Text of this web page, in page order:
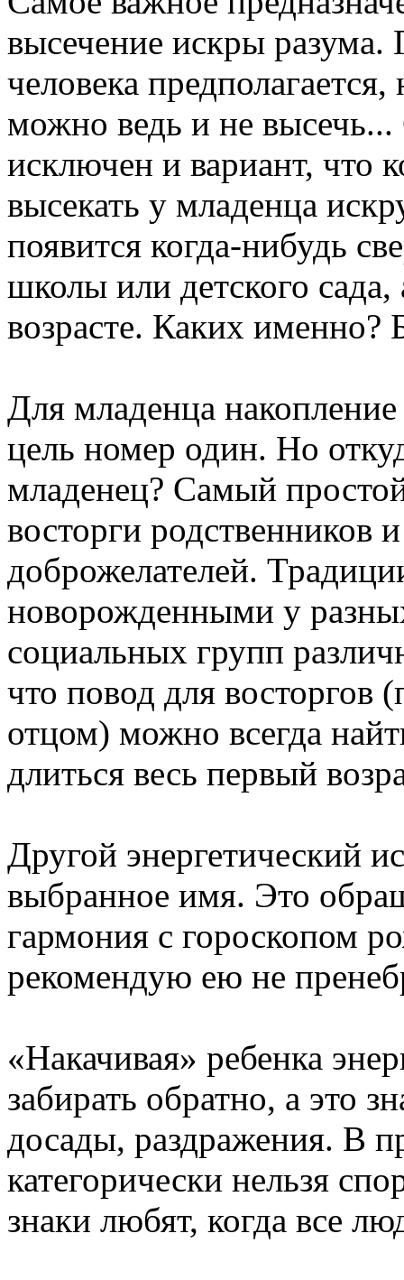
высечение искры разума.
человека
можно ведь и не
исключен и вариант, что
высекать у младенца
появится когда-нибудь
школы или детского сада,
возрасте. Каких именно?
Для младенца
цель номер один. Но
младенец? Самый
восторги
доброжелателей.
новорожденными у
социальных групп
что повод для восторгов
отцом) можно всегда
длиться весь первый
Другой энергетический
выбранное имя. Это
гармония с гороскопом
рекомендую ею не
«Накачивая» ребенка
забирать обратно, а это
досады, раздражения. В
категорически нельзя
знаки любят, когда все